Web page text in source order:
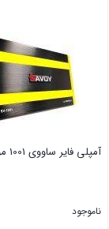
آمپلی فایر ‏ساووی 1001 مونو
ناموجود